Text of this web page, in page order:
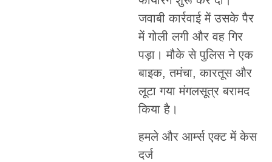
जवाबी कार्रवाई में उसके पैर
में गोली लगी और वह गिर
पड़ा। मौके से पुलिस ने एक
बाइक, तमंचा, कारतूस और
लूटा गया मंगलसूत्र बरामद
किया है।
हमले और आर्म्स एक्ट में केस
दर्ज